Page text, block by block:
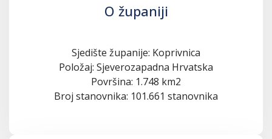
O županiji
Sjedište županije: Koprivnica
Položaj: Sjeverozapadna Hrvatska
Površina: 1.748 km2
Broj stanovnika: 101.661 stanovnika